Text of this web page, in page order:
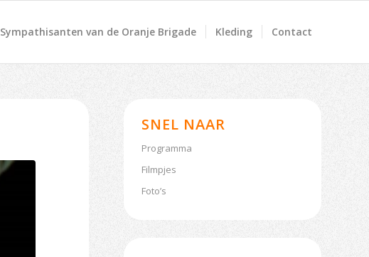
Sympathisanten van de Oranje Brigade Kleding Contact
SNEL NAAR
Programma
Filmpjes
Foto’s